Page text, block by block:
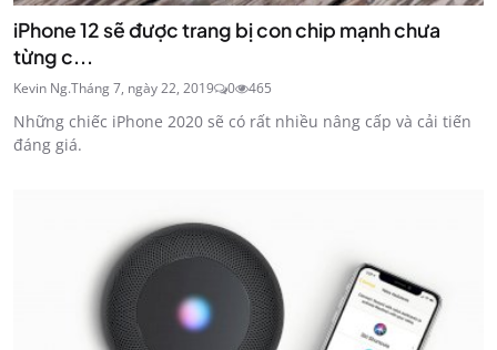
iPhone 12 sẽ được trang bị con chip mạnh chưa
từng c...
Kevin Ng.Tháng 7, ngày 22, 2019 0 465
Những chiếc iPhone 2020 sẽ có rất nhiều nâng cấp và cải tiến
đáng giá.